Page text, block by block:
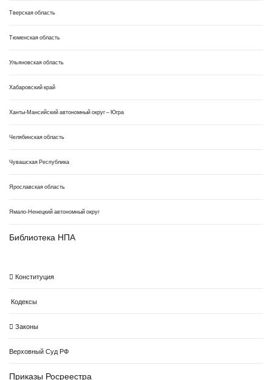
Тверская область
Тюменская область
Ульяновская область
Хабаровский край
Ханты-Мансийский автономный округ – Югра
Челябинская область
Чувашская Республика
Ярославская область
Ямало-Ненецкий автономный округ
Библиотека НПА
Конституция
Кодексы
Законы
Верховный Суд РФ
Приказы Росреестра